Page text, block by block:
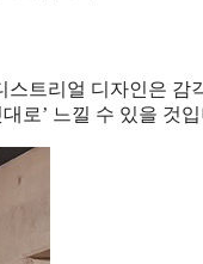
트리얼 디자인은 감
로’ 느낄 수 있을 것